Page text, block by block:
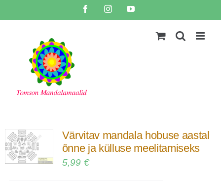
to
FacebookInstagramYouTube
Värvitav mandala hobuse aastal
õnne ja külluse meelitamiseks
5,99 €